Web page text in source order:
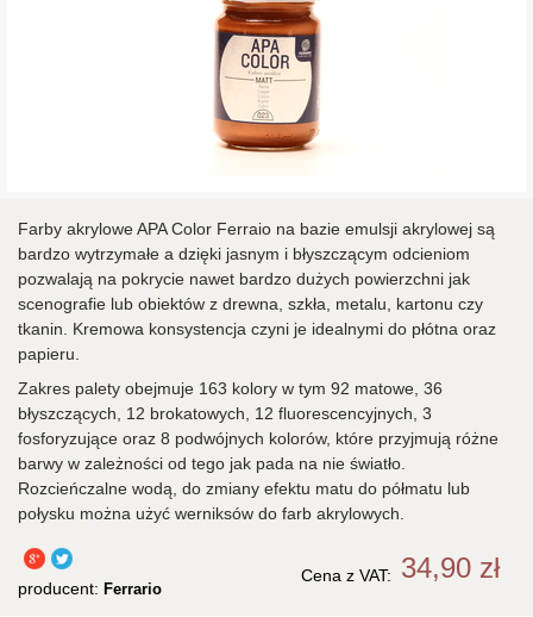
Farby akrylowe APA Color Ferraio na bazie emulsji akrylowej są
bardzo wytrzymałe a dzięki jasnym i błyszczącym odcieniom
pozwalają na pokrycie nawet bardzo dużych powierzchni jak
scenografie lub obiektów z drewna, szkła, metalu, kartonu czy
tkanin. Kremowa konsystencja czyni je idealnymi do płótna oraz
papieru.
Zakres palety obejmuje 163 kolory w tym 92 matowe, 36
błyszczących, 12 brokatowych, 12 fluorescencyjnych, 3
fosforyzujące oraz 8 podwójnych kolorów, które przyjmują różne
barwy w zależności od tego jak pada na nie światło.
Rozcieńczalne wodą, do zmiany efektu matu do półmatu lub
połysku można użyć werniksów do farb akrylowych.
producent: Ferrario
34,90 zł
Cena z VAT: